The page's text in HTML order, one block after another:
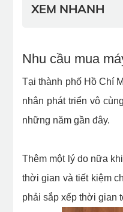
XEM NHANH
Nhu cầu mua
Tại thành phố Hồ Chí
nhân phát triển vô
những năm gần đây.
Thêm một lý do nữa
thời gian và tiết kiệm
phải sắp xếp thời gian